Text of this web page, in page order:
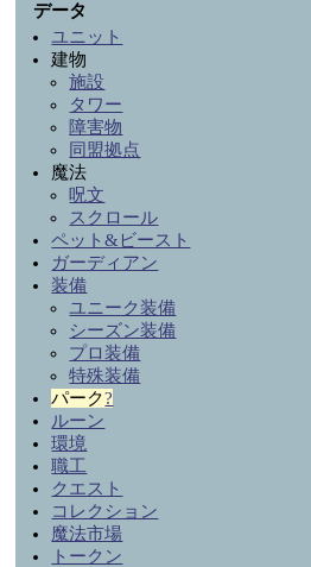
データ
ユニット
建物
施設
タワー
障害物
同盟拠点
魔法
呪文
スクロール
ペット&ビースト
ガーディアン
装備
ユニーク装備
シーズン装備
プロ装備
特殊装備
パーク?
ルーン
環境
職工
クエスト
コレクション
魔法市場
トークン